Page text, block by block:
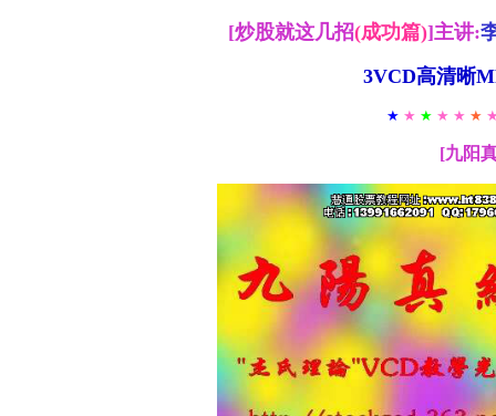
[炒股就这几招(成功篇)]主讲:
3VCD高清晰
★ ★ ★ ★ ★ ★
[九阳